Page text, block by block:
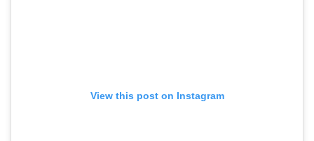
View this post on Instagram